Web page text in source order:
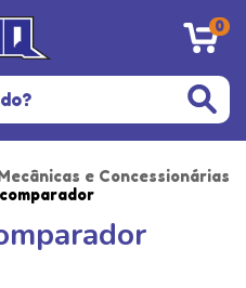
0
e Concessionárias